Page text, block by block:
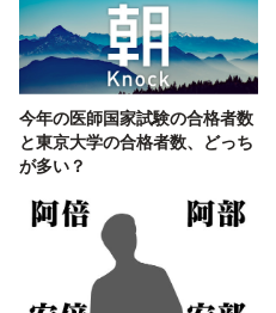
今年の医師国家試験の合格者数
と東京大学の合格者数、どっち
が多い？